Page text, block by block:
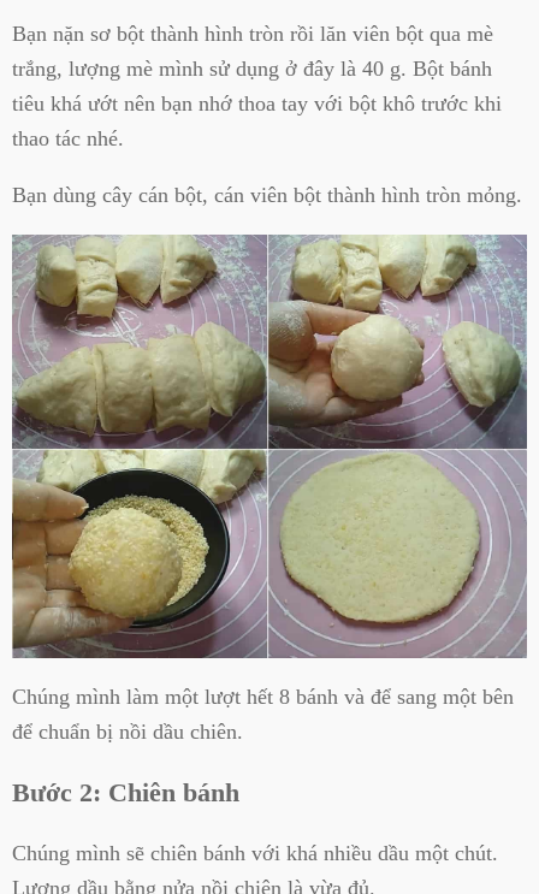
Bạn nặn sơ bột thành hình tròn rồi lăn viên bột qua mè
trắng, lượng mè mình sử dụng ở đây là 40 g. Bột bánh
tiêu khá ướt nên bạn nhớ thoa tay với bột khô trước khi
thao tác nhé.
Bạn dùng cây cán bột, cán viên bột thành hình tròn mỏng.
Chúng mình làm một lượt hết 8 bánh và để sang một bên
để chuẩn bị nồi dầu chiên.
Bước 2: Chiên bánh
Chúng mình sẽ chiên bánh với khá nhiều dầu một chút.
Lượng dầu bằng nửa nồi chiên là vừa đủ.